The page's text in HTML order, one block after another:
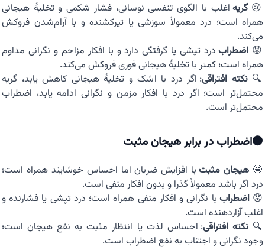
😢گریه اغلب با الگوی تنفسی نوسانی، فشار شکمی و تخلیهٔ هیجانی
همراه است؛ درد معمولاً سوزشی یا تیرکشنده و با آرام‌شدن فروکش
می‌کند.
😟 اضطرابدرد تپشی یا گرفتگی دارد و با افکار مزاحم و نگرانی مداوم
همراه است؛ کمتر با تخلیهٔ هیجانی فوری فروکش می‌کند.
🔍نکته افتراقی: اگر درد با اشک و تخلیهٔ هیجانی کاهش یابد، گریه
محتمل‌تر است؛ اگر درد با افکار مزمن و نگرانی ادامه یابد، اضطراب
محتمل‌تر است.
⚫اضطراب در برابر هیجان مثبت
🤩 هیجان مثبتبا افزایش ضربان اما احساس خوشایند همراه است؛
درد اگر باشد معمولاً گذرا و بدون افکار منفی است.
😟اضطراب با نگرانی و افکار منفی همراه است؛ درد تپشی یا فشارنده و
اغلب آزاردهنده است.
🔍نکته افتراقی: احساس لذت یا انتظار مثبت به نفع هیجان است؛
وجود نگرانی و اجتناب به نفع اضطراب است.